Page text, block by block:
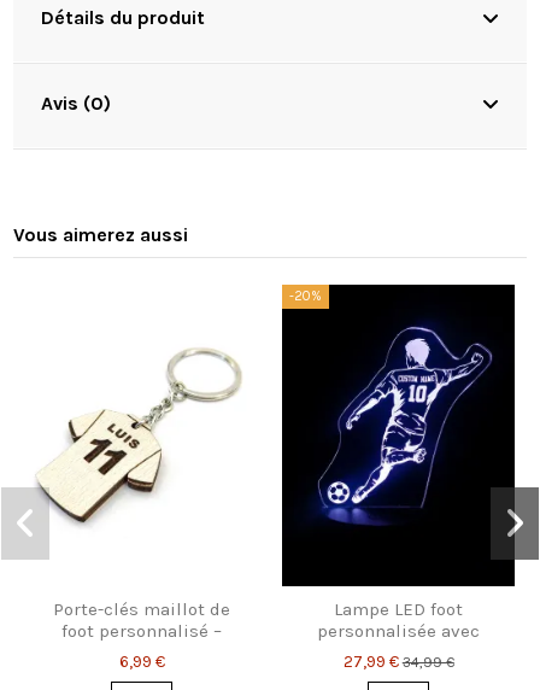
Détails du produit
Avis (0)
Vous aimerez aussi
Porte-clés maillot de
foot personnalisé –
Prénom & numéro
6,99 €
-20%
Lampe LED foot
personnalisée avec
prénom et numéro
27,99 €34,99 €